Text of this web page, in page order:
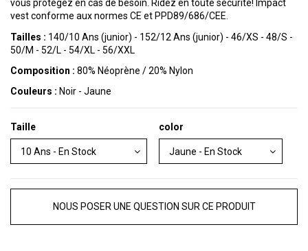
vous protégez en cas de besoin. Ridez en toute sécurité! Impact
vest conforme aux normes CE et PPD89/686/CEE.
Tailles : 140/10 Ans (junior) - 152/12 Ans (junior) - 46/XS - 48/S -
50/M - 52/L - 54/XL - 56/XXL
Composition : 80% Néoprène / 20% Nylon
Couleurs : Noir - Jaune
Taille color
NOUS POSER UNE QUESTION SUR CE PRODUIT